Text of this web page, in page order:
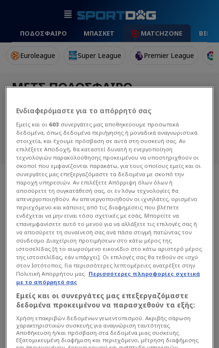
ΠΟΔΟΣΦΑΙΡΟ ΜΠΑΣΚΕΤ MATCHZONE
Euroleague Super League Premier League
ΜΕΤΣ ΠΟΔΌΣΦΑΙΡΟ
αποτελέσματα για την Μετς στη σεζόν
2025/2026 στη Ligue1 με αναλύσεις και νέα στο
sportdog.gr.
← Επιστροφή στην Ομάδα
Ειδήσεις Προφίλ Ομάδας Βίντεο
Super League | 14/05 - 16:22
Ενδιαφερόμαστε για το απόρρητό σας
Εμείς και οι 603 συνεργάτες μας αποθηκεύουμε προσωπικά
δεδομένα, όπως δεδομένα περιήγησης ή μοναδικά αναγνωριστικά
στοιχεία, και έχουμε πρόσβαση σε αυτά στη συσκευή σας. Αν
επιλέξετε Αποδοχή, θα καταστεί δυνατή η ενεργοποίηση
τεχνολογιών παρακολούθησης προκειμένου να υποστηριχθούν οι
σκοποί που εμφανίζονται παρακάτω, για τους οποίους εμείς και οι
συνεργάτες μας επεξεργαζόμαστε τα δεδομένα με σκοπό την
παροχή υπηρεσιών. Αν επιλέξετε Απόρριψη όλων όλων ή
αποσύρετε τη συγκατάθεσή σας, οι εν λόγω τεχνολογίες θα
απενεργοποιηθούν. Αν απενεργοποιηθούν οι ιχνηλάτες, ορισμένο
περιεχόμενο και κάποιες από τις διαφημίσεις που βλέπετε
ενδέχεται να μην είναι τόσο σχετικές με εσάς. Μπορείτε να
επανεμφανίσετε αυτό το μενού για να αλλάξετε τις επιλογές σας ή
να αποσύρετε τη συναίνεσή σας ανά πάσα στιγμή πατώντας τον
σύνδεσμο Διαχείριση προτιμήσεων στο κάτω μέρος της
ιστοσελίδας [ή το αιωρούμενο εικονίδιο στο κάτω αριστερό μέρος
της ιστοσελίδας, εάν υπάρχει]. Οι επιλογές σας θα τεθούν σε ισχύ
στον Ιστότοπος. Για περισσότερες λεπτομέρειες ανατρέξτε στην
Πολιτική Απορρήτου μας. Περισσότερες πληροφορίες σχετικά
με το απόρρητό σας
Εμείς και οι συνεργάτες μας επεξεργαζόμαστε
δεδομένα προκειμένου να παρασχεθούν τα εξής:
Χρήση επακριβών δεδομένων γεωεντοπισμού. Ακριβής σάρωση
χαρακτηριστικών συσκευής για αναγνώριση ταυτότητας.
Αποθήκευση ή/και πρόσβαση στα δεδομένα μιας συσκευής.
Εξατομικευμένη διαφήμιση και περιεχόμενο, μέτρηση διαφήμισης